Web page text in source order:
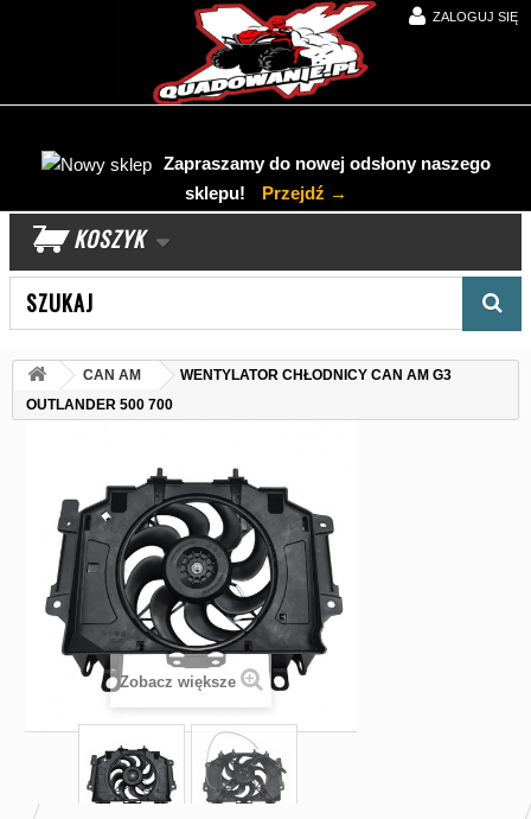
ZALOGUJ SIĘ
Zapraszamy do nowej odsłony naszego
sklepu!
Przejdź →
KOSZYK
CAN AM
WENTYLATOR CHŁODNICY CAN AM G3
OUTLANDER 500 700
Zobacz większe